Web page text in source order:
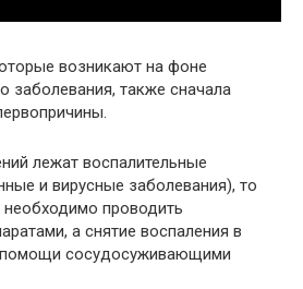
возникают на фоне
заболевания, также сначала
лежат воспалительные
и вирусные заболевания), то
проводить
а снятие воспаления в
помощи сосудосуживающими